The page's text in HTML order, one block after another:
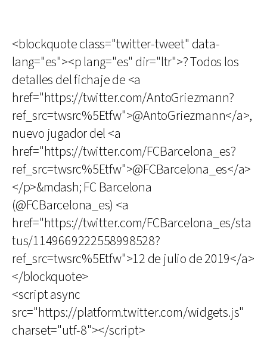
<blockquote class="twitter-tweet" data-
lang="es"><p lang="es" dir="ltr">? Todos los
detalles del fichaje de <a
href="https://twitter.com/AntoGriezmann?
ref_src=twsrc%5Etfw">@AntoGriezmann</a>,
nuevo jugador del <a
href="https://twitter.com/FCBarcelona_es?
ref_src=twsrc%5Etfw">@FCBarcelona_es</a>
</p>&mdash; FC Barcelona
(@FCBarcelona_es) <a
href="https://twitter.com/FCBarcelona_es/sta
tus/1149669222558998528?
ref_src=twsrc%5Etfw">12 de julio de 2019</a>
</blockquote>
<script async
src="https://platform.twitter.com/widgets.js"
charset="utf-8"></script>